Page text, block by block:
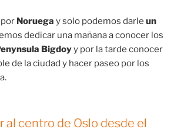
Noruega y solo podemos darle un
dedicar una mañana a conocer los
Bigdoyy por la tarde conocer
de la ciudad y hacer paseo por los
al centro de Oslo desde el